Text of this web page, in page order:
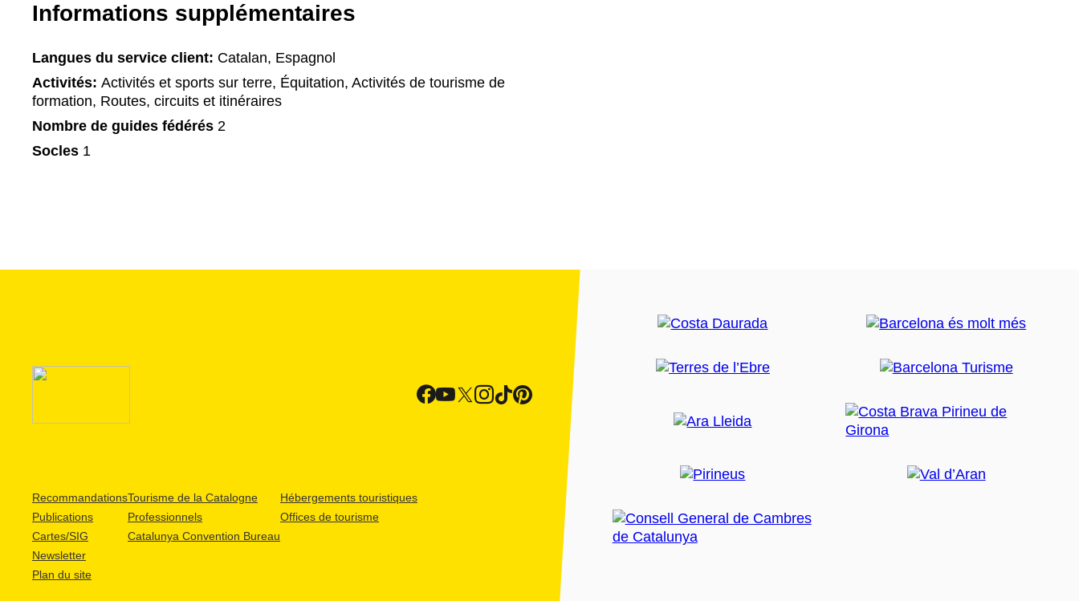
Informations supplémentaires
Langues du service client: Catalan, Espagnol
Activités: Activités et sports sur terre, Équitation, Activités de tourisme de
formation, Routes, circuits et itinéraires
Nombre de guides fédérés 2
Socles 1
Recommandations
Publications
Cartes/SIG
Newsletter
Plan du site
Tourisme de la Catalogne
Professionnels
Catalunya Convention Bureau
Hébergements touristiques
Offices de tourisme